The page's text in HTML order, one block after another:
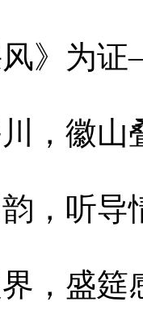
风》为
，徽山
，听导
，盛筵